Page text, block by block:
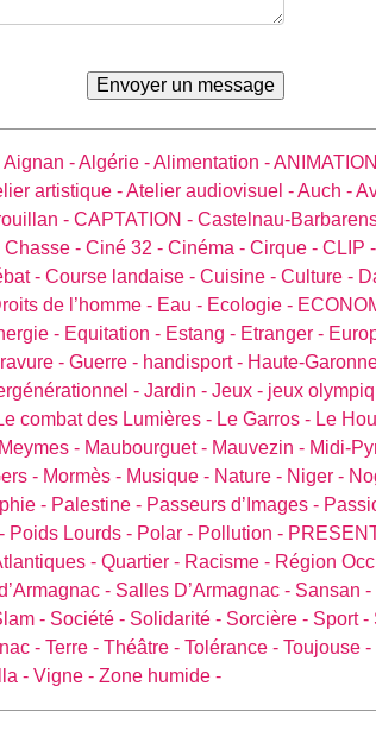
Aignan -Algérie -Alimentation -
artistique -Atelier audiovisuel -Auch -
- CAPTATION - Castelnau-
Chasse - Ciné 32 - Cinéma - Cirque - CLIP -
- Course landaise - Cuisine - Culture -
de l’homme - Eau - Ecologie -
- Equitation - Estang - Etranger -
- Guerre - handisport - Haute-
- Jardin - Jeux - jeux
combat des Lumières - Le Garros - Le
- Maubourguet - Mauvezin - Midi-
- Mormès - Musique - Nature - Niger -
- Palestine - Passeurs d’Images -
Poids Lourds - Polar - Pollution -
- Quartier - Racisme - Région
- Salles D’Armagnac - Sansan -
- Société - Solidarité - Sorcière - Sport -
- Terre - Théâtre - Tolérance - Toujouse -
- Vigne - Zone humide -